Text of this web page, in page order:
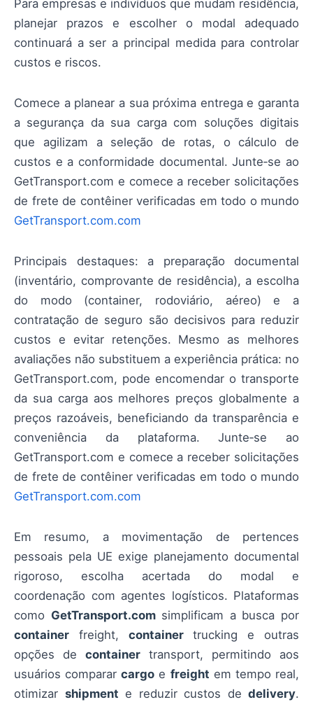
Para empresas e indivíduos que mudam residência,
planejar prazos e escolher o modal adequado
continuará a ser a principal medida para controlar
custos e riscos.
Comece a planear a sua próxima entrega e garanta
a segurança da sua carga com soluções digitais
que agilizam a seleção de rotas, o cálculo de
custos e a conformidade documental. Junte‑se ao
GetTransport.com e comece a receber solicitações
de frete de contêiner verificadas em todo o mundo
GetTransport.com.com
Principais destaques: a preparação documental
(inventário, comprovante de residência), a escolha
do modo (container, rodoviário, aéreo) e a
contratação de seguro são decisivos para reduzir
custos e evitar retenções. Mesmo as melhores
avaliações não substituem a experiência prática: no
GetTransport.com, pode encomendar o transporte
da sua carga aos melhores preços globalmente a
preços razoáveis, beneficiando da transparência e
conveniência da plataforma. Junte‑se ao
GetTransport.com e comece a receber solicitações
de frete de contêiner verificadas em todo o mundo
GetTransport.com.com
Em resumo, a movimentação de pertences
pessoais pela UE exige planejamento documental
rigoroso, escolha acertada do modal e
coordenação com agentes logísticos. Plataformas
como GetTransport.comsimplificam a busca por
container freight, containertrucking e outras
opções de container transport, permitindo aos
usuários compararcargo e freight em tempo real,
otimizar shipment e reduzir custos de delivery.